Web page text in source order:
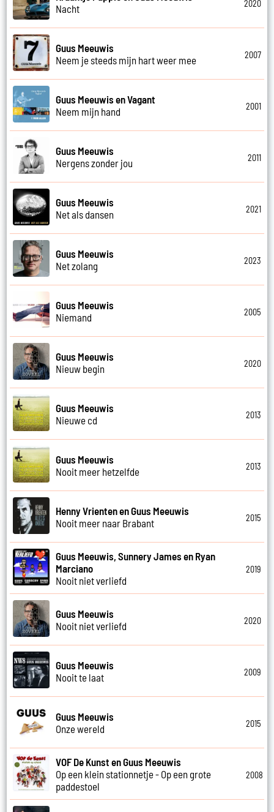
Nacht
2020
Guus Meeuwis
Neem je steeds mijn hart weer mee
2007
Guus Meeuwis en Vagant
Neem mijn hand
2001
Guus Meeuwis
Nergens zonder jou
2011
Guus Meeuwis
Net als dansen
2021
Guus Meeuwis
Net zolang
2023
Guus Meeuwis
Niemand
2005
Guus Meeuwis
Nieuw begin
2020
Guus Meeuwis
Nieuwe cd
2013
Guus Meeuwis
Nooit meer hetzelfde
2013
Henny Vrienten en Guus Meeuwis
Nooit meer naar Brabant
2015
Guus Meeuwis, Sunnery James en Ryan
Marciano
Nooit niet verliefd
2019
Guus Meeuwis
Nooit niet verliefd
2020
Guus Meeuwis
Nooit te laat
2009
Guus Meeuwis
Onze wereld
2015
VOF De Kunst en Guus Meeuwis
Op een klein stationnetje - Op een grote
paddestoel
2008